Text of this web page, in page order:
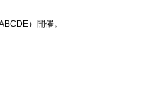
）開催。